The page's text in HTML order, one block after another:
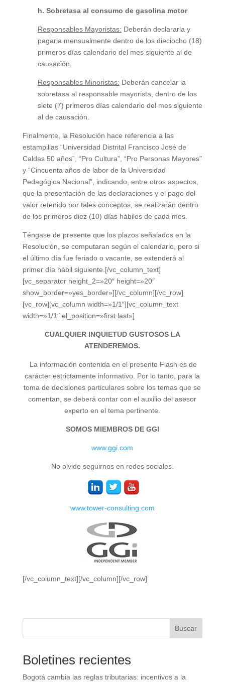
h. Sobretasa al consumo de gasolina motor
Responsables Mayoristas: Deberán declararla y
pagarla mensualmente dentro de los dieciocho (18)
primeros días calendario del mes siguiente al de
causación.
Responsables Minoristas: Deberán cancelar la
sobretasa al responsable mayorista, dentro de los
siete (7) primeros días calendario del mes siguiente
al de causación.
Finalmente, la Resolución hace referencia a las
estampillas “Universidad Distrital Francisco José de
Caldas 50 años”, “Pro Cultura”, “Pro Personas Mayores”
y “Cincuenta años de labor de la Universidad
Pedagógica Nacional”, indicando, entre otros aspectos,
que la presentación de las declaraciones y el pago del
valor retenido por tales conceptos, se realizarán dentro
de los primeros diez (10) días hábiles de cada mes.
Téngase de presente que los plazos señalados en la
Resolución, se computaran según el calendario, pero si
el último día fue feriado o vacante, se extenderá al
primer día hábil siguiente.[/vc_column_text]
[vc_separator height_2=»20″ height=»20″
show_border=»yes_border»][/vc_column][/vc_row]
[vc_row][vc_column width=»1/1″][vc_column_text
width=»1/1″ el_position=»first last»]
CUALQUIER INQUIETUD GUSTOSOS LA
ATENDEREMOS.
La información contenida en el presente Flash es de
carácter estrictamente informativo. Por lo tanto, para la
toma de decisiones particulares sobre los temas que se
comentan, se deberá contar con el auxilio del asesor
experto en el tema pertinente.
SOMOS MIEMBROS DE GGI
www.ggi.com
No olvide seguirnos en redes sociales.
www.tower-consulting.com
[/vc_column_text][/vc_column][/vc_row]
Buscar
Boletines recientes
Bogotá cambia las reglas tributarias: incentivos a la